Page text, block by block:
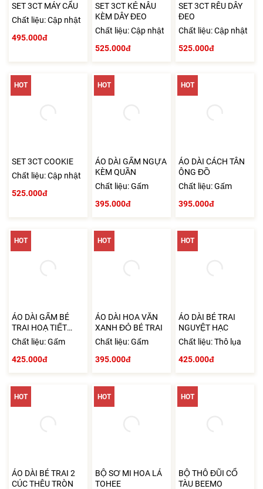
SET 3CT MÁY CẨU
Chất liệu: Cập nhật
495.000đ
SET 3CT KẺ NÂU
KÈM DÂY ĐEO
Chất liệu: Cập nhật
525.000đ
SET 3CT RÊU DÂY
ĐEO
Chất liệu: Cập nhật
525.000đ
HOT
SET 3CT COOKIE
Chất liệu: Cập nhật
525.000đ
HOT
ÁO DÀI GẤM NGỰA
KÈM QUẦN
Chất liệu: Gấm
395.000đ
HOT
ÁO DÀI CÁCH TÂN
ÔNG ĐỒ
Chất liệu: Gấm
395.000đ
HOT
ÁO DÀI GẤM BÉ
TRAI HOẠ TIẾT
NGỰA
Chất liệu: Gấm
425.000đ
HOT
ÁO DÀI HOA VĂN
XANH ĐỎ BÉ TRAI
Chất liệu: Gấm
395.000đ
HOT
ÁO DÀI BÉ TRAI
NGUYỆT HẠC
Chất liệu: Thô lụa
425.000đ
HOT
ÁO DÀI BÉ TRAI 2
CÚC THÊU TRÒN
HOT
BỘ SƠ MI HOA LÁ
TOHEE
HOT
BỘ THÔ ĐŨI CỔ
TÀU BEEMO